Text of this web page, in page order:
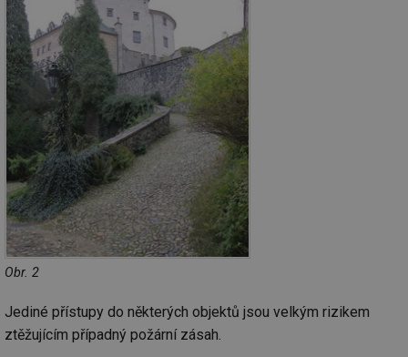
Obr. 2
Jediné přístupy do některých objektů jsou velkým rizikem
ztěžujícím případný požární zásah.